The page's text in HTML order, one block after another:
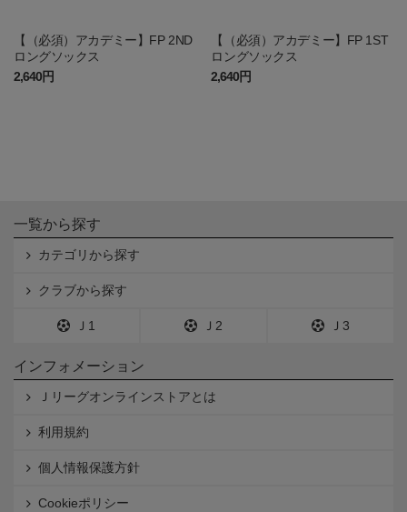
【（必須）アカデミー】FP 2ND
ロングソックス
2,640円
【（必須）アカデミー】FP 1ST
ロングソックス
2,640円
一覧から探す
カテゴリから探す
クラブから探す
Ｊ1 Ｊ2 Ｊ3
インフォメーション
Ｊリーグオンラインストアとは
利用規約
個人情報保護方針
Cookieポリシー